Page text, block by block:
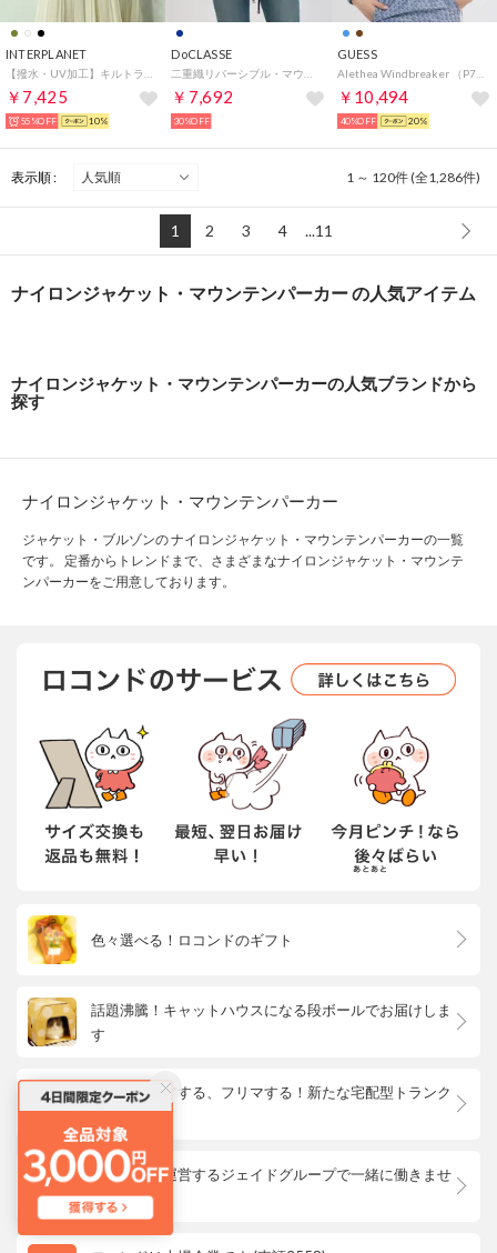
INTERPLANET
￥7,425
55%OFF 10%
DoCLASSE
￥7,692
30%OFF
GUESS
Alethea Windbreaker （P7HD） ナイロンジャケット ウインドブレイカー
￥10,494
40%OFF 20%
表示順 : 1 ～ 120件 (全1,286件)
1 2 3 4 ...11
ナイロンジャケット・マウンテンパーカー の人気アイテム
ナイロンジャケット・マウンテンパーカーの人気ブランドから
探す
ナイロンジャケット・マウンテンパーカー
ジャケット・ブルゾンの ナイロンジャケット・マウンテンパーカーの一覧
です。 定番からトレンドまで、さまざまなナイロンジャケット・マウンテ
ンパーカーをご用意しております。
色々選べる！ロコンドのギフト
話題沸騰！キャットハウスになる段ボールでお届けしま
す
預ける、ケアする、フリマする！新たな宅配型トランク
ルーム
ロコンドを運営するジェイドグループで一緒に働きませ
んか？